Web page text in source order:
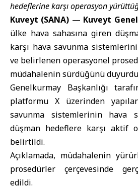
hedeflerine karşı operasyon
Kuveyt (SANA) — Kuveyt
ülke hava sahasına giren
karşı hava savunma
ve belirlenen operasyonel
müdahalenin sürdüğünü
Genelkurmay Başkanlığı
platformu X üzerinden
savunma sistemlerinin hava
düşman hedeflere karşı aktif
belirtildi.
Açıklamada, müdahalenin
prosedürler çerçevesinde
edildi.